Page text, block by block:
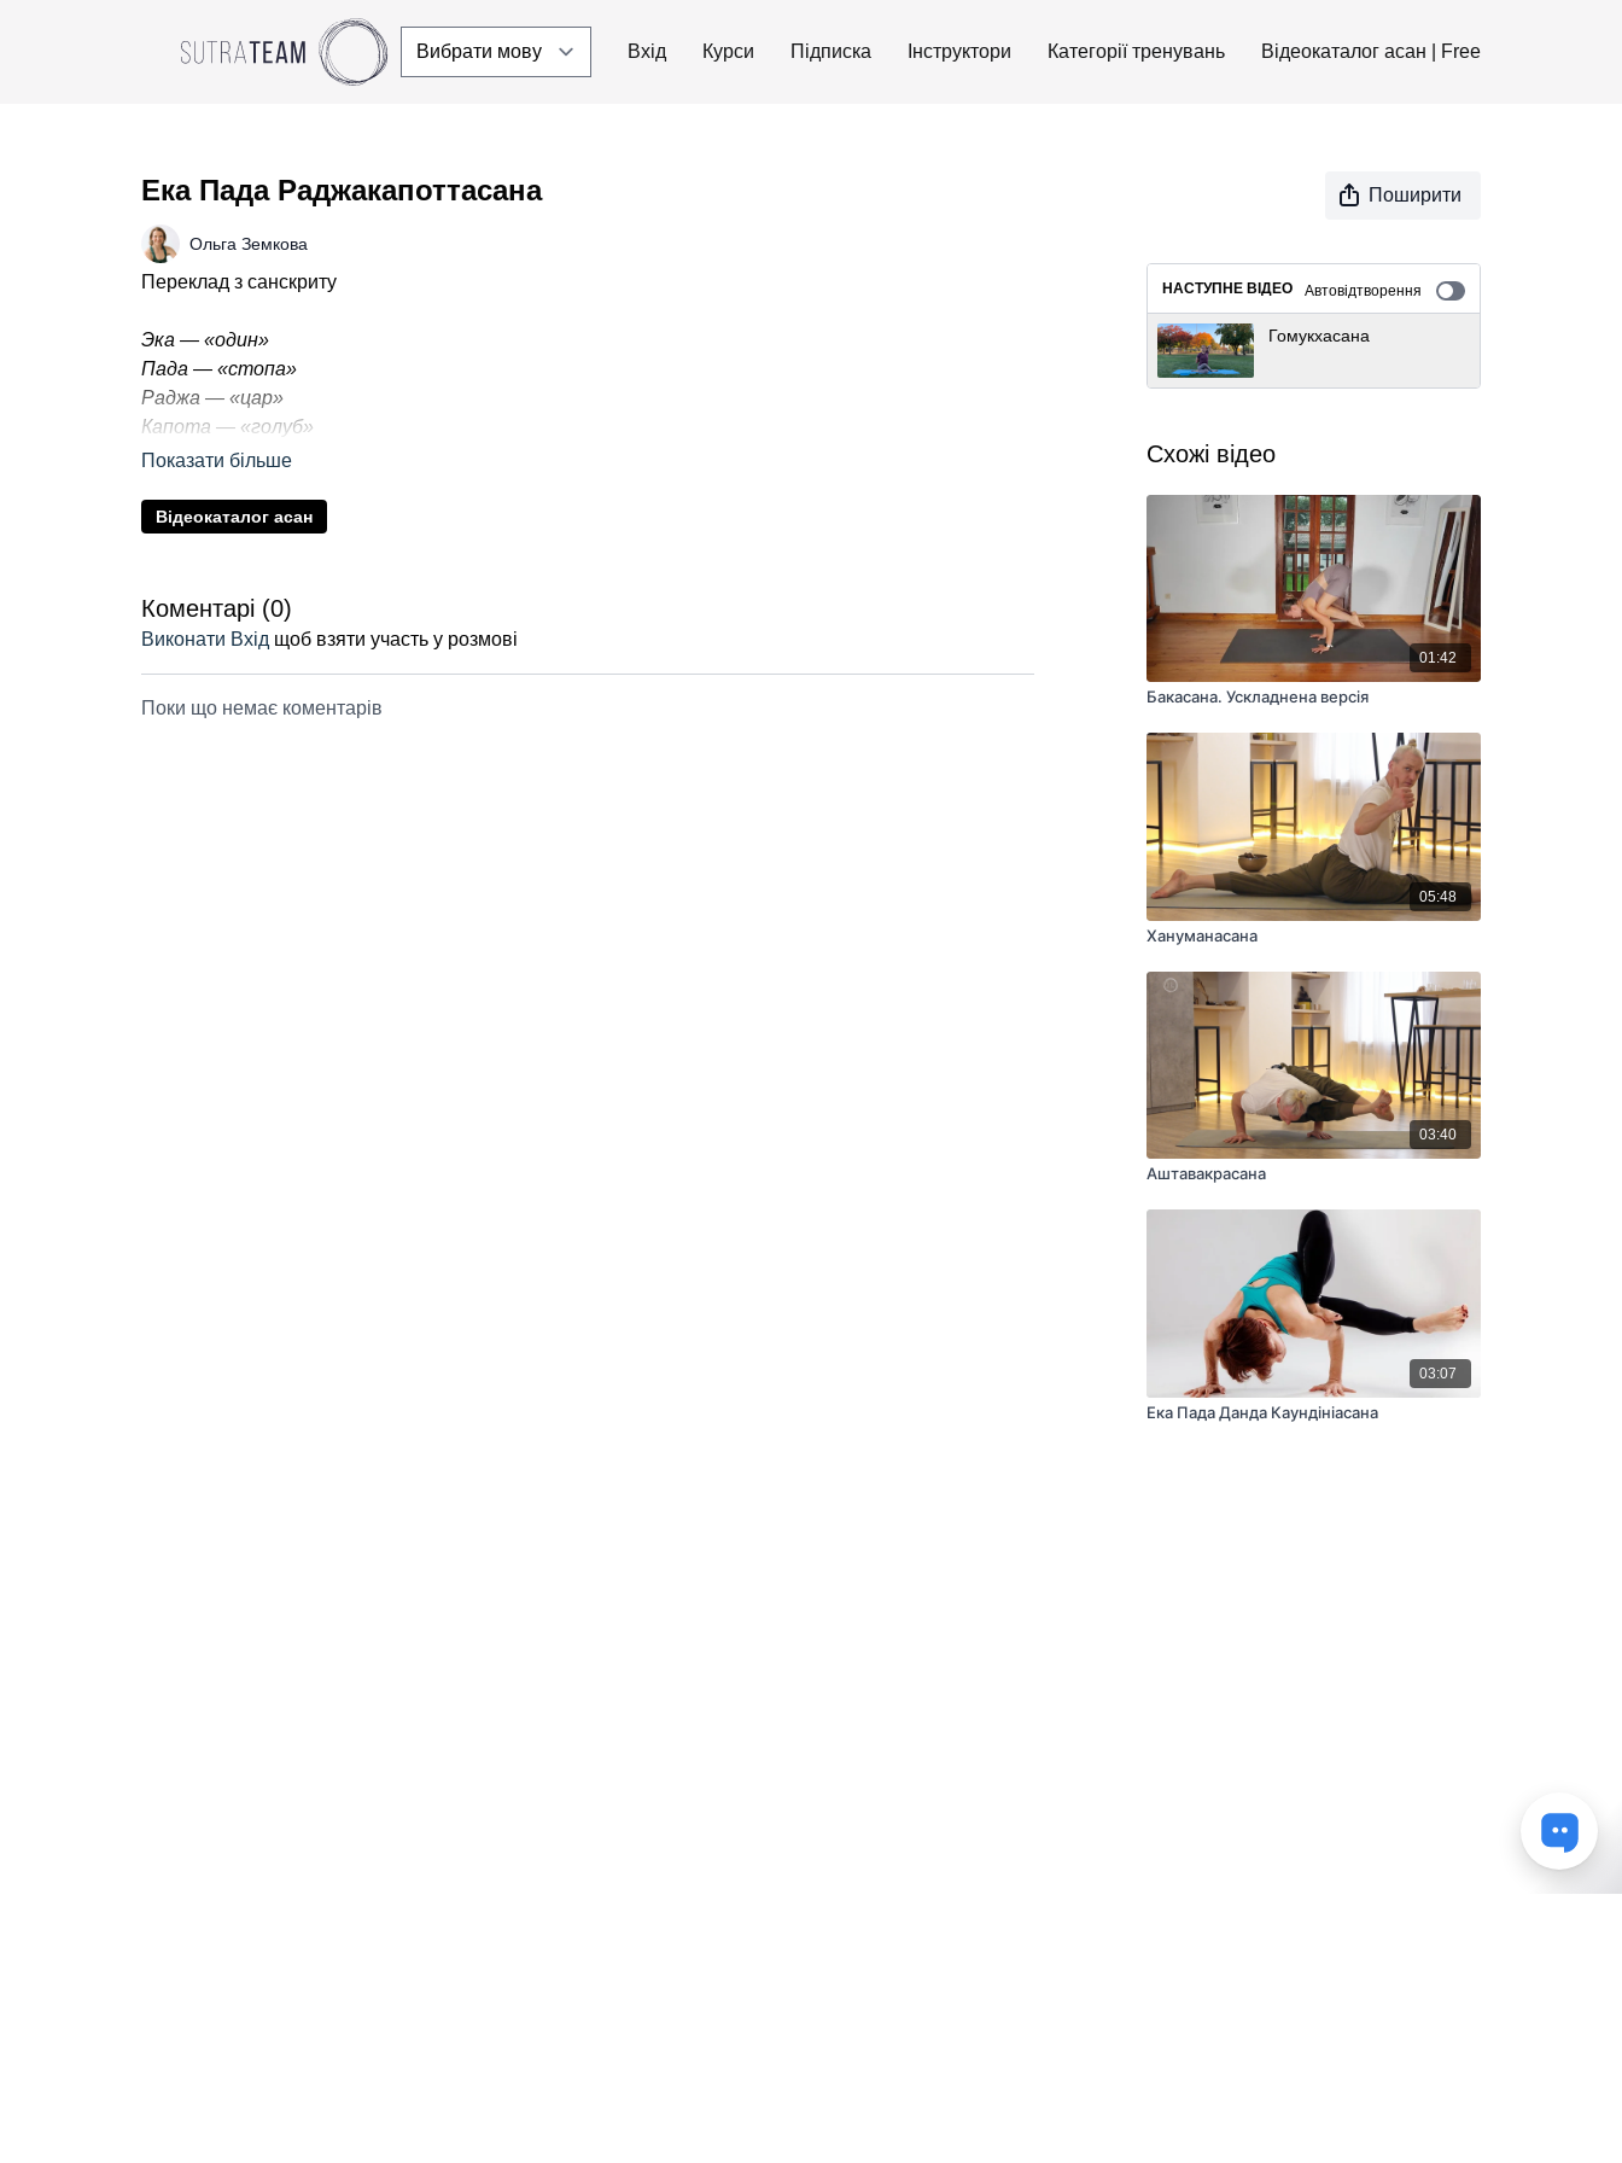
Вхід Курси Підписка Інструктори Категорії тренувань Відеокаталог асан | Free
Ека Пада Раджакапоттасана Поширити
Ольга Земкова
Переклад з санскриту
Эка — «один»
Пада — «стопа»
Раджа — «цар»
Капота — «голуб»
Асана — «положення тіла»
Виконання асани в 4 етапи з Олею Земковою.
Відеокаталог асан
Коментарі (0)
Виконати Вхід щоб взяти участь у розмові
Поки що немає коментарів
НАСТУПНЕ ВІДЕО Автовідтворення
Гомукхасана
Схожі відео
01:42
Бакасана. Ускладнена версія
05:48
Хануманасана
03:40
Аштавакрасана
03:07
Ека Пада Данда Каундініасана